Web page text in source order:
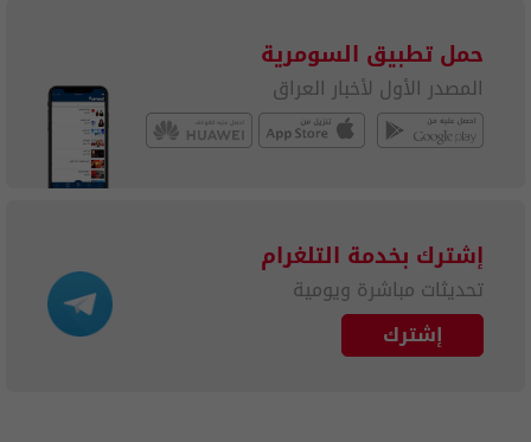
حمل تطبيق السومرية
المصدر الأول لأخبار العراق
إشترك بخدمة التلغرام
تحديثات مباشرة ويومية
إشترك